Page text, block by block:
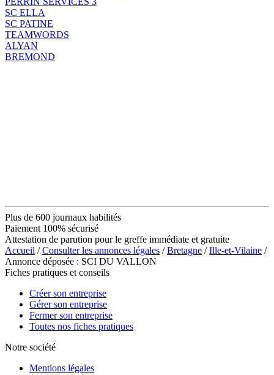
SC ELLA
SC PATINE
TEAMWORDS
ALYAN
BREMOND
Plus de 600 journaux habilités
Paiement 100% sécurisé
Attestation de parution pour le greffe immédiate et gratuite
Accueil /Consulter les annonces légales /Bretagne /Ille-et-Vilaine /
Annonce déposée : SCI DU VALLON
Fiches pratiques et conseils
Créer son entreprise
Gérer son entreprise
Fermer son entreprise
Toutes nos fiches pratiques
Notre société
Mentions légales